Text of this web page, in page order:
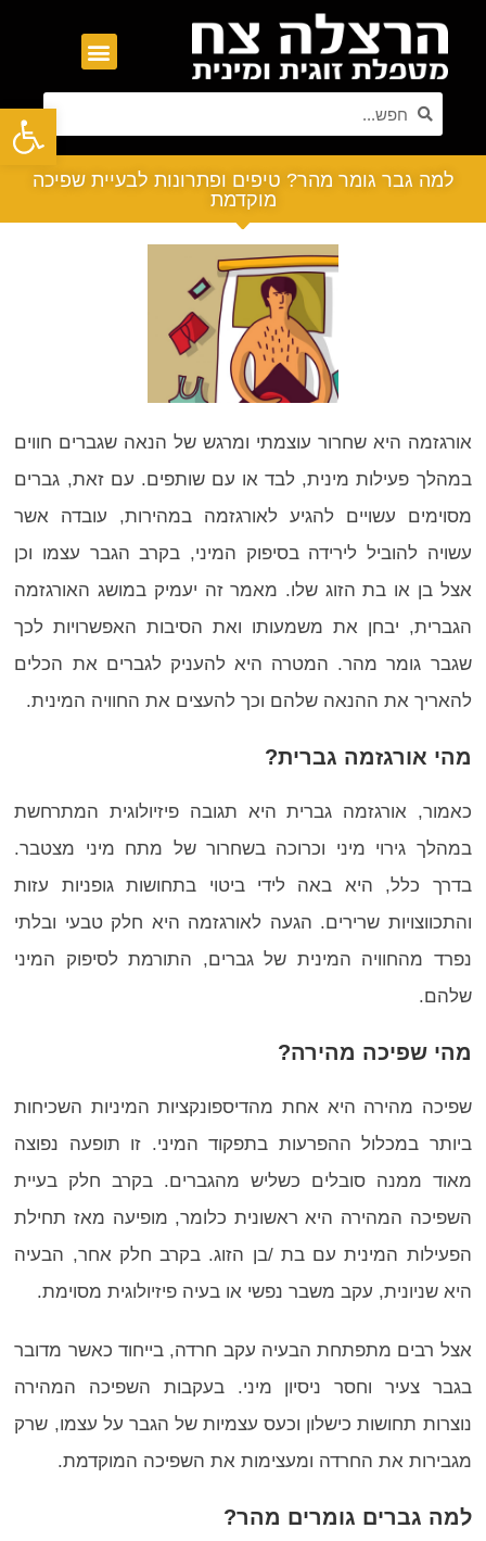
פתח סרגל נגישות
למה גבר גומר מהר? טיפים ופתרונות לבעיית שפיכה
מוקדמת
אורגזמה היא שחרור עוצמתי ומרגש של הנאה שגברים חווים
במהלך פעילות מינית, לבד או עם שותפים. עם זאת, גברים
מסוימים עשויים להגיע לאורגזמה במהירות, עובדה אשר
עשויה להוביל לירידה בסיפוק המיני, בקרב הגבר עצמו וכן
אצל בן או בת הזוג שלו. מאמר זה יעמיק במושג האורגזמה
הגברית, יבחן את משמעותו ואת הסיבות האפשרויות לכך
שגבר גומר מהר. המטרה היא להעניק לגברים את הכלים
להאריך את ההנאה שלהם וכך להעצים את החוויה המינית.
מהי אורגזמה גברית?
כאמור, אורגזמה גברית היא תגובה פיזיולוגית המתרחשת
במהלך גירוי מיני וכרוכה בשחרור של מתח מיני מצטבר.
בדרך כלל, היא באה לידי ביטוי בתחושות גופניות עזות
והתכווצויות שרירים. הגעה לאורגזמה היא חלק טבעי ובלתי
נפרד מהחוויה המינית של גברים, התורמת לסיפוק המיני
שלהם.
מהי שפיכה מהירה?
שפיכה מהירה היא אחת מהדיספונקציות המיניות השכיחות
ביותר במכלול ההפרעות בתפקוד המיני. זו תופעה נפוצה
מאוד ממנה סובלים כשליש מהגברים. בקרב חלק בעיית
השפיכה המהירה היא ראשונית כלומר, מופיעה מאז תחילת
הפעילות המינית עם בת /בן הזוג. בקרב חלק אחר, הבעיה
היא שניונית, עקב משבר נפשי או בעיה פיזיולוגית מסוימת.
אצל רבים מתפתחת הבעיה עקב חרדה, בייחוד כאשר מדובר
בגבר צעיר וחסר ניסיון מיני. בעקבות השפיכה המהירה
נוצרות תחושות כישלון וכעס עצמיות של הגבר על עצמו, שרק
מגבירות את החרדה ומעצימות את השפיכה המוקדמת.
למה גברים גומרים מהר?